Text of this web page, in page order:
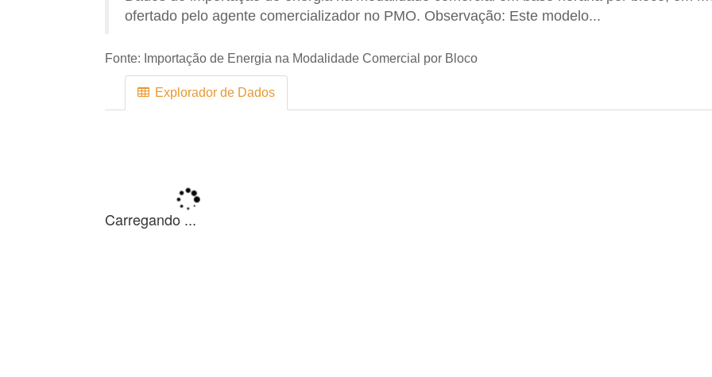
ofertado pelo agente comercializador no PMO. Observação: Este modelo...
Fonte: Importação de Energia na Modalidade Comercial por Bloco
Explorador de Dados